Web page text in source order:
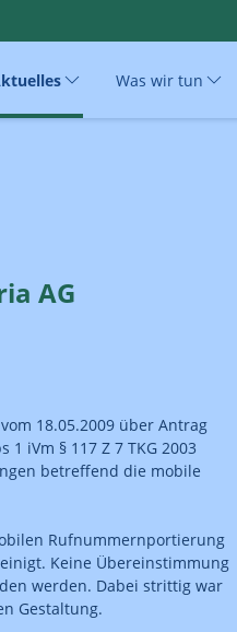
Was wir tun
AG
18.05.2009 über Antrag
iVm § 117 Z 7 TKG 2003
betreffend die mobile
Rufnummernportierung
Keine Übereinstimmung
werden. Dabei strittig war
Gestaltung.